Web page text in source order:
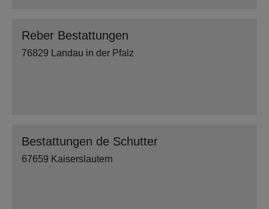
Reber Bestattungen
76829 Landau in der Pfalz
Bestattungen de Schutter
67659 Kaiserslautern